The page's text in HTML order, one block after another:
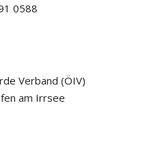
0588
Verband (ÖIV)
am Irrsee